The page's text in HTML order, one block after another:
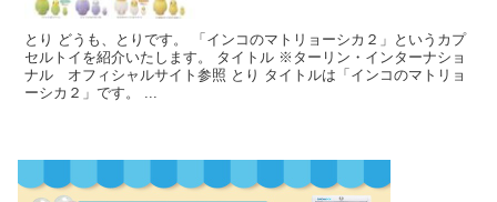
とり どうも、とりです。 「インコのマトリョーシカ２」というカプ
セルトイを紹介いたします。 タイトル ※ターリン・インターナショ
ナル オフィシャルサイト参照 とり タイトルは「インコのマトリョ
ーシカ２」です。 ...